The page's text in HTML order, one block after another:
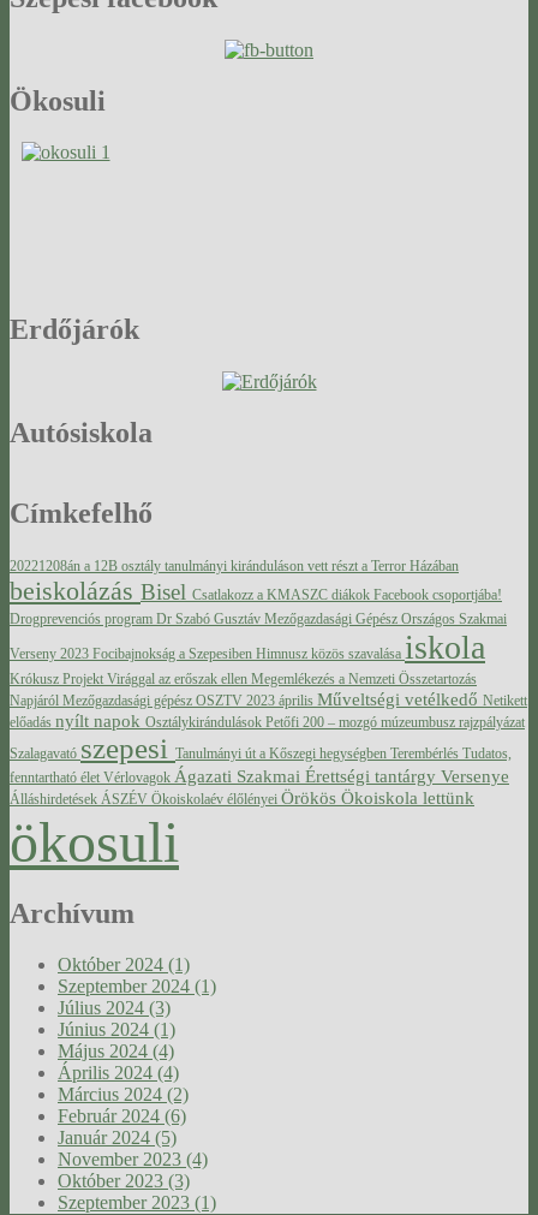
Ökosuli
Erdőjárók
Autósiskola
Címkefelhő
20221208án a 12B osztály tanulmányi kiránduláson vett részt a Terror Házában
beiskolázás Bisel Csatlakozz a KMASZC diákok Facebook csoportjába!
Drogprevenciós program Dr Szabó Gusztáv Mezőgazdasági Gépész Országos Szakmai
Verseny 2023 Focibajnokság a Szepesiben Himnusz közös szavalása iskola
Krókusz Projekt Virággal az erőszak ellen Megemlékezés a Nemzeti Összetartozás
Napjáról Mezőgazdasági gépész OSZTV 2023 április Műveltségi vetélkedő Netikett
előadás nyílt napok Osztálykirándulások Petőfi 200 – mozgó múzeumbusz rajzpályázat
Szalagavató szepesi Tanulmányi út a Kőszegi hegységben Terembérlés Tudatos,
fenntartható élet Vérlovagok Ágazati Szakmai Érettségi tantárgy Versenye
Álláshirdetések ÁSZÉV Ökoiskolaév élőlényei Örökös Ökoiskola lettünk
ökosuli
Archívum
Október 2024 (1)
Szeptember 2024 (1)
Július 2024 (3)
Június 2024 (1)
Május 2024 (4)
Április 2024 (4)
Március 2024 (2)
Február 2024 (6)
Január 2024 (5)
November 2023 (4)
Október 2023 (3)
Szeptember 2023 (1)